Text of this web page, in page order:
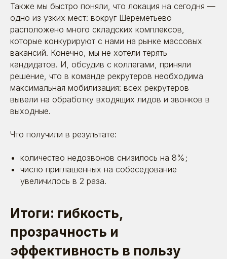
Также мы быстро поняли, что локация на сегодня —
одно из узких мест: вокруг Шереметьево
расположено много складских комплексов,
которые конкурируют с нами на рынке массовых
вакансий. Конечно, мы не хотели терять
кандидатов. И, обсудив с коллегами, приняли
решение, что в команде рекрутеров необходима
максимальная мобилизация: всех рекрутеров
вывели на обработку входящих лидов и звонков в
выходные.
Что получили в результате:
количество недозвонов снизилось на 8%;
число приглашенных на собеседование
увеличилось в 2 раза.
Итоги: гибкость,
прозрачность и
эффективность в пользу